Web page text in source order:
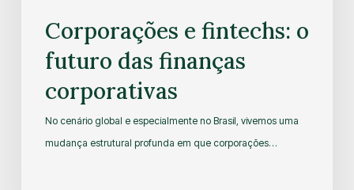
Corporações e fintechs: o
futuro das finanças
corporativas
No cenário global e especialmente no Brasil, vivemos uma
mudança estrutural profunda em que corporações…